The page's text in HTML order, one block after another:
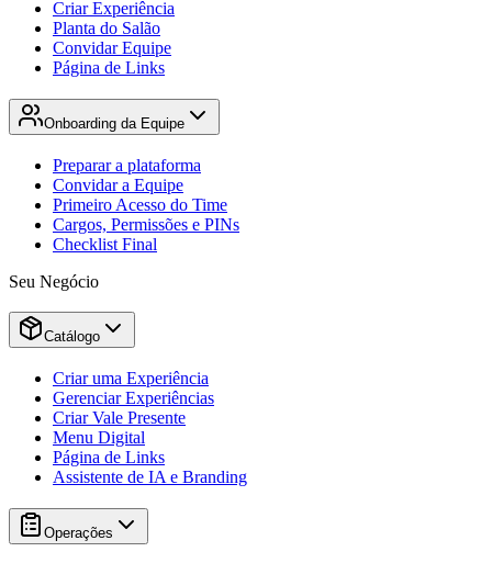
Criar Experiência
Planta do Salão
Convidar Equipe
Página de Links
Onboarding da Equipe
Preparar a plataforma
Convidar a Equipe
Primeiro Acesso do Time
Cargos, Permissões e PINs
Checklist Final
Seu Negócio
Catálogo
Criar uma Experiência
Gerenciar Experiências
Criar Vale Presente
Menu Digital
Página de Links
Assistente de IA e Branding
Operações